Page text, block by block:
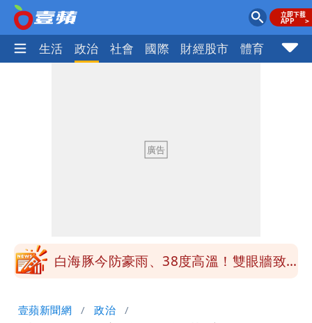
尚 生活 政治 社會 國際 財經股市 體育 壹蘋
1元商品開搶！超市、量販週末優惠 父
黃線停車
白海豚今防豪雨、38度高溫！雙眼牆致
壹蘋新聞網 政治